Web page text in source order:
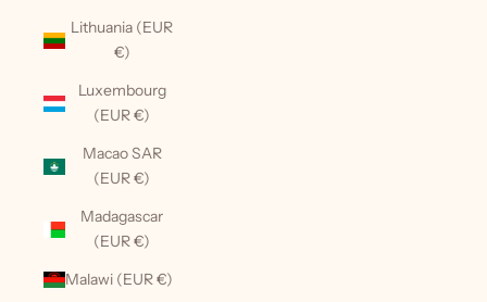
Lithuania (EUR
€)
Luxembourg
(EUR €)
Macao SAR
(EUR €)
Madagascar
(EUR €)
Malawi (EUR €)